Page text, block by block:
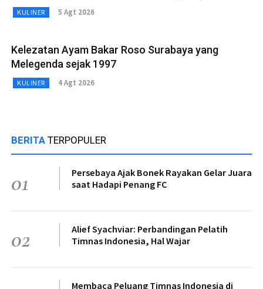
KULINER 5 Agt 2026
Kelezatan Ayam Bakar Roso Surabaya yang
Melegenda sejak 1997
KULINER 4 Agt 2026
BERITA TERPOPULER
01
Persebaya Ajak Bonek Rayakan Gelar Juara
saat Hadapi Penang FC
02
Alief Syachviar: Perbandingan Pelatih
Timnas Indonesia, Hal Wajar
Membaca Peluang Timnas Indonesia di